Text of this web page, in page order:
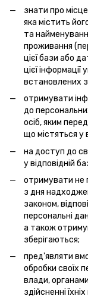
знати про
яка містить
та
проживання
цієї бази або
цієї
встановлених
отримувати
до
осіб, яким
що містяться у
на доступ до
у відповідній
отримувати не
з дня
законом,
персональні
а також
зберігаються;
пред'являти
обробки своїх
влади,
здійсненні